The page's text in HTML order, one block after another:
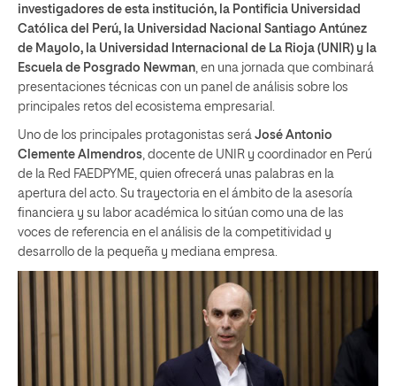
investigadores de esta institución, la Pontificia Universidad
Católica del Perú, la Universidad Nacional Santiago Antúnez
de Mayolo, la Universidad Internacional de La Rioja (UNIR) y la
Escuela de Posgrado Newman , en una jornada que combinará
presentaciones técnicas con un panel de análisis sobre los
principales retos del ecosistema empresarial.
Uno de los principales protagonistas será José Antonio
Clemente Almendros , docente de UNIR y coordinador en Perú
de la Red FAEDPYME, quien ofrecerá unas palabras en la
apertura del acto. Su trayectoria en el ámbito de la asesoría
financiera y su labor académica lo sitúan como una de las
voces de referencia en el análisis de la competitividad y
desarrollo de la pequeña y mediana empresa.